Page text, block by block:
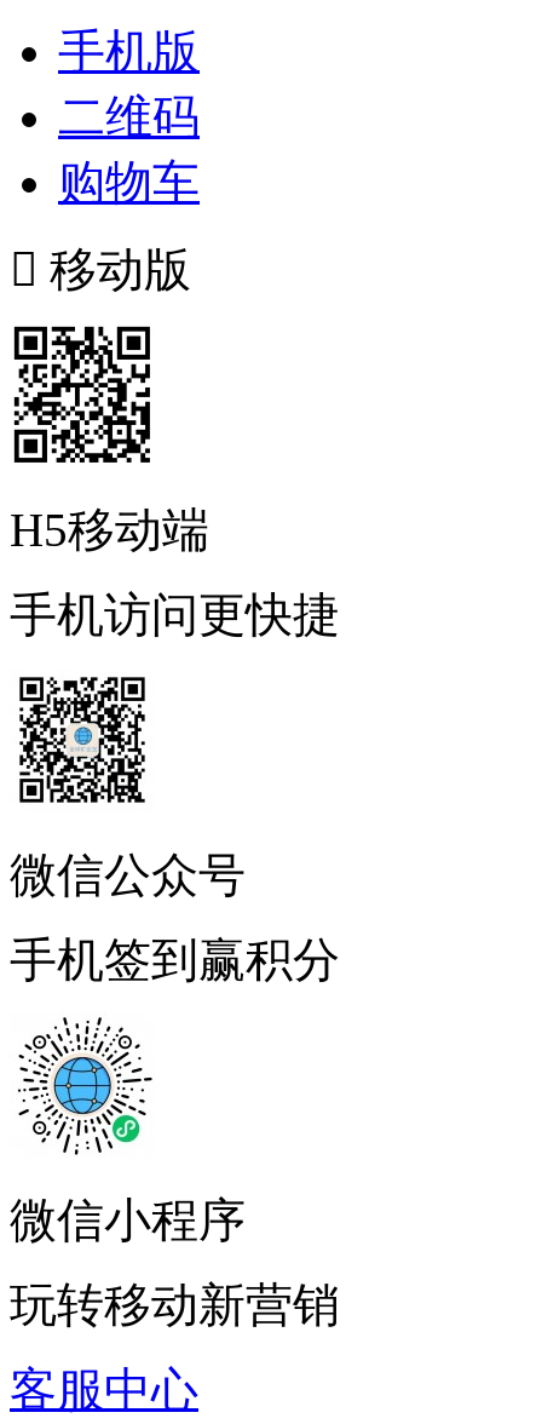
手机版
二维码
购物车
 移动版
H5移动端
手机访问更快捷
微信公众号
手机签到赢积分
微信小程序
玩转移动新营销
客服中心